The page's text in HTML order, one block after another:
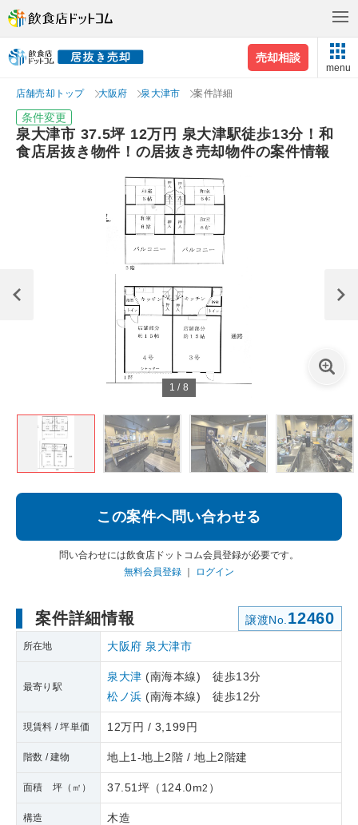
売却相談
menu
店舗売却トップ 大阪府 泉大津市 案件詳細
条件変更
泉大津市 37.5坪 12万円 泉大津駅徒歩13分！和
食店居抜き物件！の居抜き売却物件の案件情報
1 / 8
この案件へ問い合わせる
問い合わせには飲食店ドットコム会員登録が必要です。
無料会員登録
ログイン
案件詳細情報 譲渡No. 12460
所在地 大阪府 泉大津市
最寄り駅
泉大津 (南海本線) 徒歩13分
松ノ浜 (南海本線) 徒歩12分
現賃料 / 坪単価 12万円 / 3,199円
階数 / 建物 地上1-地上2階 / 地上2階建
面積 坪（㎡） 37.51坪 （ 124.0m2 ）
構造 木造